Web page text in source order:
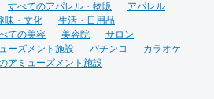
すべてのアパレル・物販
アパレル
味・文化
生活・日用品
ての美容 美容院
サロン
ーズメント施設 パチンコ
カラオケ
アミューズメント施設